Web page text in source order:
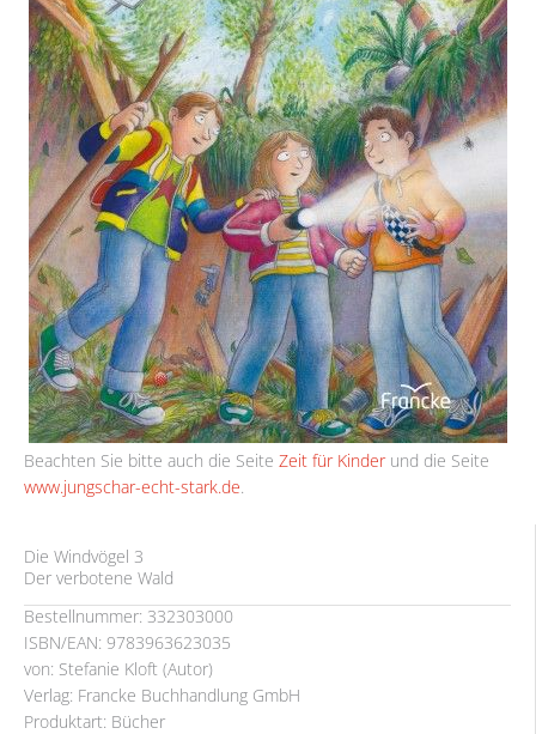
Die Windvögel 3
Der verbotene Wald
Bestellnummer: 332303000
ISBN/EAN: 9783963623035
von: Stefanie Kloft (Autor)
Verlag: Francke Buchhandlung GmbH
Produktart: Bücher
Beachten Sie bitte auch die Seite Zeit für Kinderund die Seite
www.jungschar-echt-stark.de